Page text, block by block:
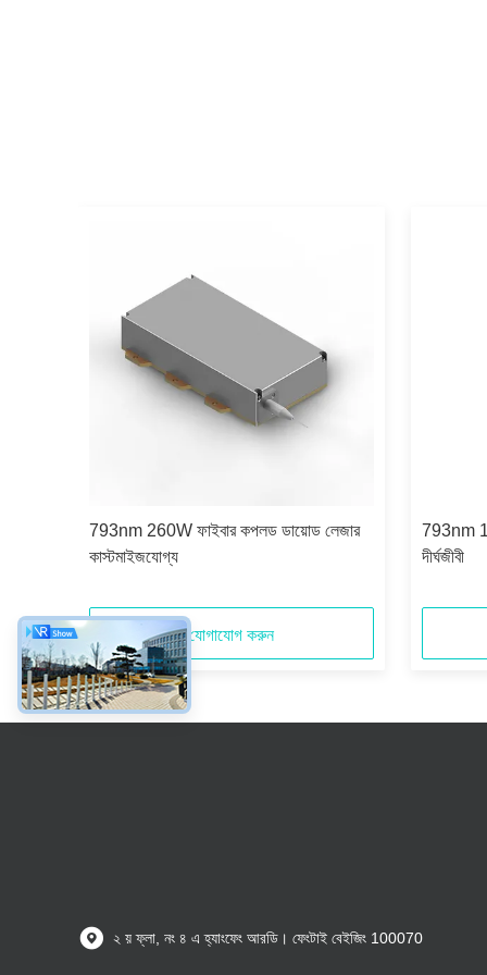
793nm 260W ফাইবার কপলড ডায়োড লেজার
কাস্টমাইজযোগ্য
যোগাযোগ করুন
793nm
দীর্ঘজীবী
২ য় ফ্লা, নং ৪ এ হ্যাংফেং আরডি। ফেংটাই বেইজিং 100070